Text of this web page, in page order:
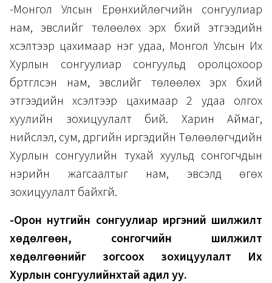
-Монгол Улсын Ерөнхийлөгчийн сонгуулиар
нам, эвслийг төлөөлөх эрх бүхий этгээдийн
хүсэлтээр цахимаар нэг удаа, Монгол Улсын Их
Хурлын сонгуулиар сонгуульд оролцохоор
бүртгүүлсэн нам, эвслийг төлөөлөх эрх бүхий
этгээдийн хүсэлтээр цахимаар 2 удаа олгох
хуулийн зохицуулалт бий. Харин Аймаг,
нийслэл, сум, дүүргийн иргэдийн Төлөөлөгчдийн
Хурлын сонгуулийн тухай хуульд сонгогчдын
нэрийн жагсаалтыг нам, эвсэлд өгөх
зохицуулалт байхгүй.
-Орон нутгийн сонгуулиар иргэний шилжилт
хөдөлгөөн, сонгогчийн шилжилт
хөдөлгөөнийг зогсоох зохицуулалт Их
Хурлын сонгуулийнхтай адил уу.